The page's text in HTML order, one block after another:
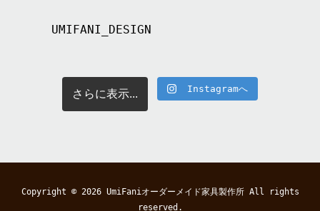
UMIFANI_DESIGN
さらに表示... Instagramへ
Copyright © 2026 UmiFaniオーダーメイド家具製作所All rights
reserved.